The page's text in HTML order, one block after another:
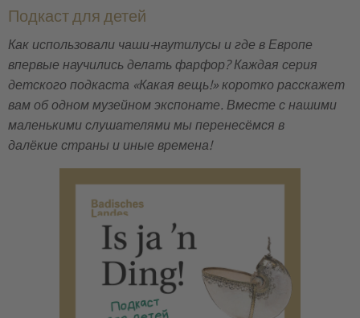
Подкаст для детей
Как использовали чаши-наутилусы и где в Европе
впервые научились делать фарфор? Каждая серия
детского подкаста «Какая вещь!» коротко расскажет
вам об одном музейном экспонате. Вместе с нашими
маленькими слушателями мы перенесёмся в
далёкие страны и иные времена!